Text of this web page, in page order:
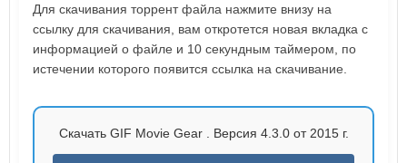
Для скачивания торрент файла нажмите внизу на
ссылку для скачивания, вам откротется новая вкладка с
информацией о файле и 10 секундным таймером, по
истечении которого появится ссылка на скачивание.
Скачать GIF Movie Gear . Версия 4.3.0 от 2015 г.